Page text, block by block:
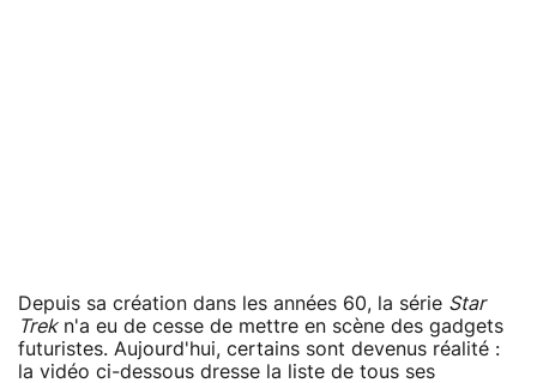
Depuis sa création dans les années 60, la série Star
Trekn'a eu de cesse de mettre en scène des gadgets
futuristes. Aujourd'hui, certains sont devenus réalité :
la vidéo ci-dessous dresse la liste de tous ses